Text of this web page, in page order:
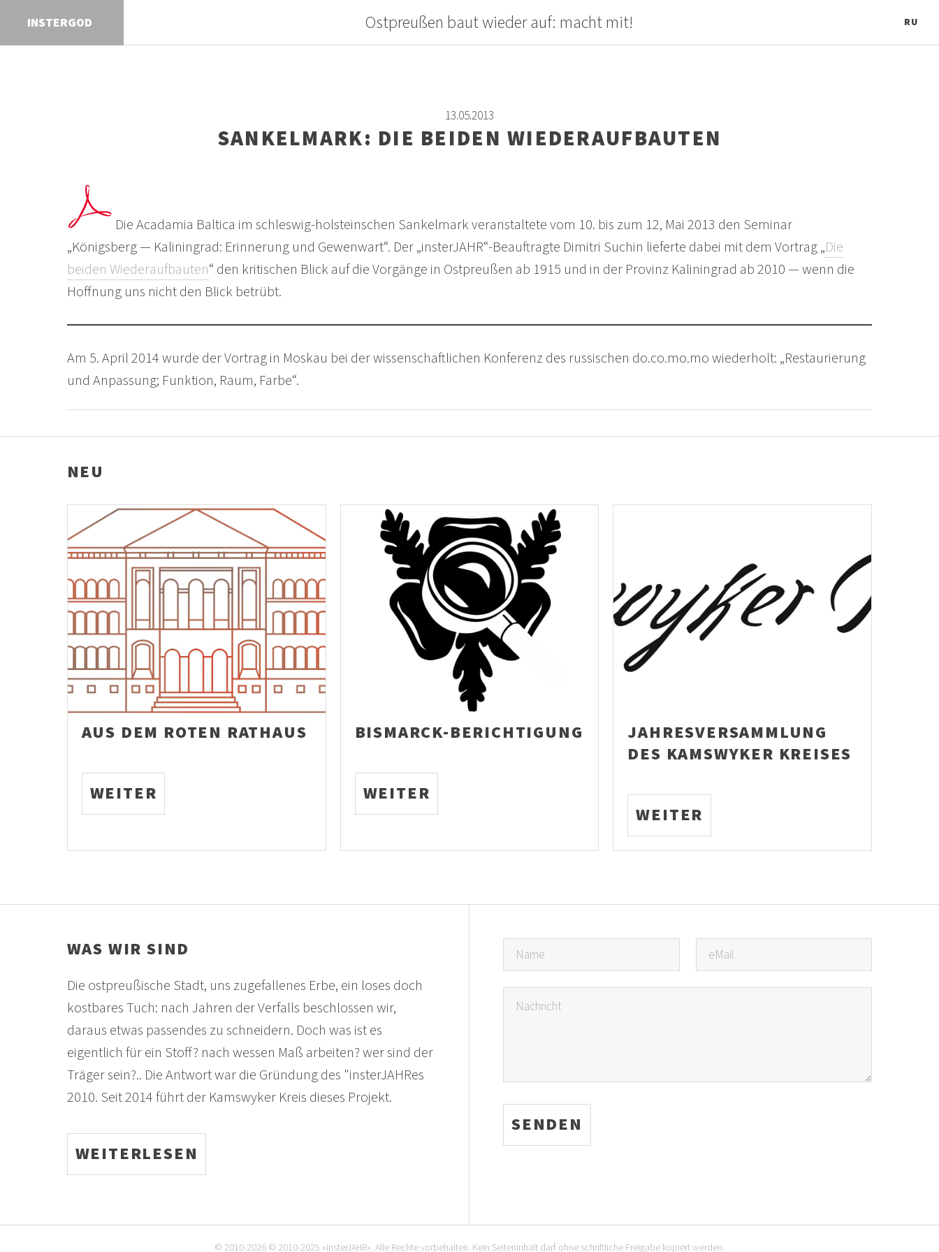
INSTERGOD Ostpreußen baut wieder auf: macht mit! RU
13.05.2013
SANKELMARK: DIE BEIDEN WIEDERAUFBAUTEN
Die Acadamia Baltica im schleswig-holsteinschen Sankelmark veranstaltete vom 10. bis zum 12, Mai 2013 den Seminar
„Königsberg — Kaliningrad: Erinnerung und Gewenwart“. Der „insterJAHR“-Beauftragte Dimitri Suchin lieferte dabei mit dem Vortrag „Die
beiden Wiederaufbauten“ den kritischen Blick auf die Vorgänge in Ostpreußen ab 1915 und in der Provinz Kaliningrad ab 2010 — wenn die
Hoffnung uns nicht den Blick betrübt.
Am 5. April 2014 wurde der Vortrag in Moskau bei der wissenschaftlichen Konferenz des russischen do.co.mo.mo wiederholt: „Restaurierung
und Anpassung; Funktion, Raum, Farbe“.
NEU
AUS DEM ROTEN RATHAUS
WEITER
BISMARCK-BERICHTIGUNG
WEITER
JAHRESVERSAMMLUNG
DES KAMSWYKER KREISES
WEITER
WAS WIR SIND
Die ostpreußische Stadt, uns zugefallenes Erbe, ein loses doch
kostbares Tuch: nach Jahren der Verfalls beschlossen wir,
daraus etwas passendes zu schneidern. Doch was ist es
eigentlich für ein Stoff? nach wessen Maß arbeiten? wer sind der
Träger sein?.. Die Antwort war die Gründung des "insterJAHRes
2010. Seit 2014 führt der Kamswyker Kreis dieses Projekt.
WEITERLESEN
© 2010-2026 © 2010-2025 «insterJAHR». Alle Rechte vorbehalten. Kein Seiteninhalt darf ohne schriftliche Freigabe kopiert werden.